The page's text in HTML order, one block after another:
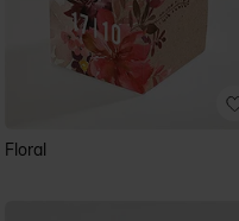
Floral